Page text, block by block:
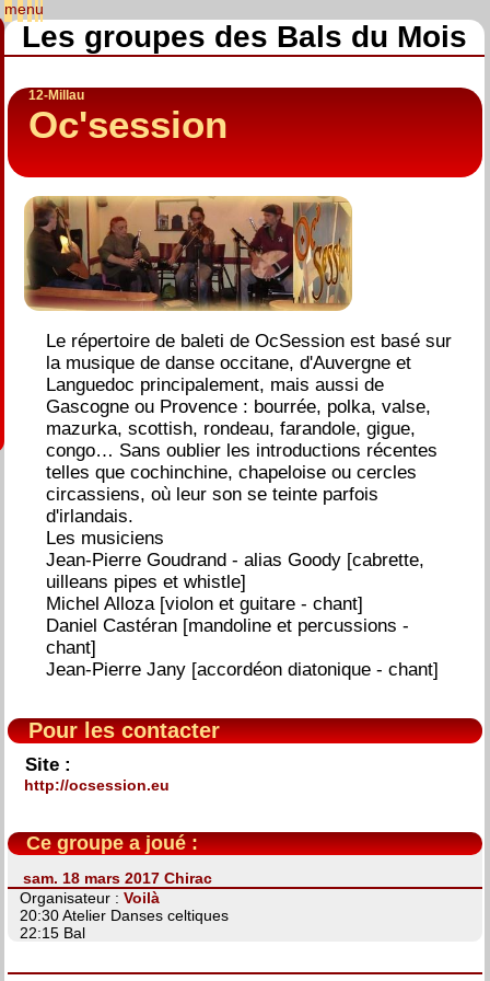
Les groupes des Bals du Mois
12-Millau
Oc'session
Le répertoire de baleti de OcSession est basé sur
la musique de danse occitane, d'Auvergne et
Languedoc principalement, mais aussi de
Gascogne ou Provence : bourrée, polka, valse,
mazurka, scottish, rondeau, farandole, gigue,
congo… Sans oublier les introductions récentes
telles que cochinchine, chapeloise ou cercles
circassiens, où leur son se teinte parfois
d'irlandais.
Les musiciens
Jean-Pierre Goudrand - alias Goody [cabrette,
uilleans pipes et whistle]
Michel Alloza [violon et guitare - chant]
Daniel Castéran [mandoline et percussions -
chant]
Jean-Pierre Jany [accordéon diatonique - chant]
Pour les contacter
Site :
http://ocsession.eu
Ce groupe a joué :
sam. 18 mars 2017 Chirac
Organisateur : Voilà
20:30 Atelier Danses celtiques
22:15 Bal